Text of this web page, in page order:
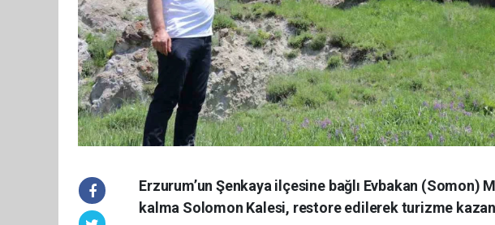
Erzurum’un Şenkaya ilçesine bağlı Evbakan (Somon)
kalma Solomon Kalesi, restore edilerek turizme